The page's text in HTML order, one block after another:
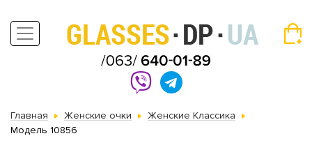
Главная Женские очки
Женские Классика
Модель 10856